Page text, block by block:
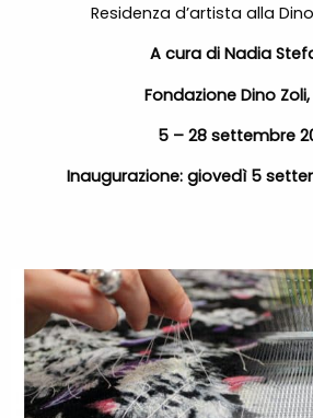
Residenza d’artista alla
A cura di Nadia
Fondazione Dino Zoli,
5 – 28 settembre
Inaugurazione: giovedì 5